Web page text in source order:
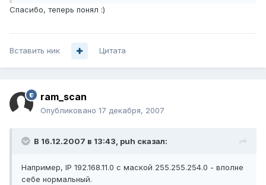
Спасибо, теперь понял :)
Вставить ник Цитата
ram_scan
Опубликовано 17 декабря, 2007
В 16.12.2007 в 13:43, puh сказал:
Например, IP 192.168.11.0 с маской 255.255.254.0 - вполне
себе нормальный.